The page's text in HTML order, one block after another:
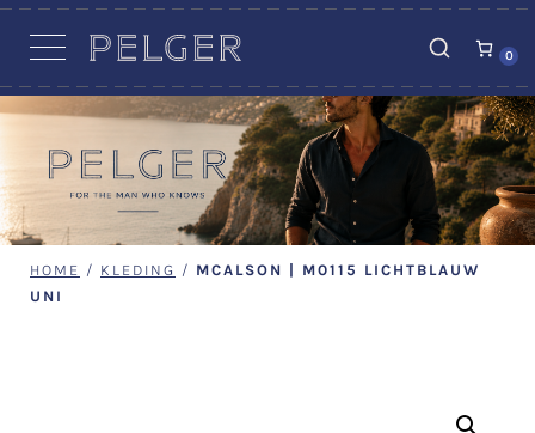
0
HOME / KLEDING / MCALSON | M0115 LICHTBLAUW
UNI